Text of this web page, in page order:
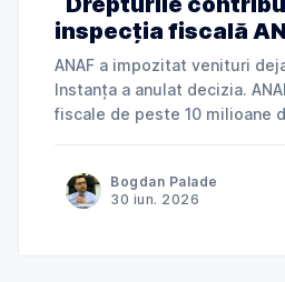
inspecția fiscală
ANAF a impozitat venituri
Instanța a anulat decizia. ANAF a impus obligații
fiscale de peste 10 milioane
dreptate contribuabilului. Jurisprudență explicată
de Cabinet Avocat Bogdan Palade DIN
Bogdan Palade
30 iun. 2026